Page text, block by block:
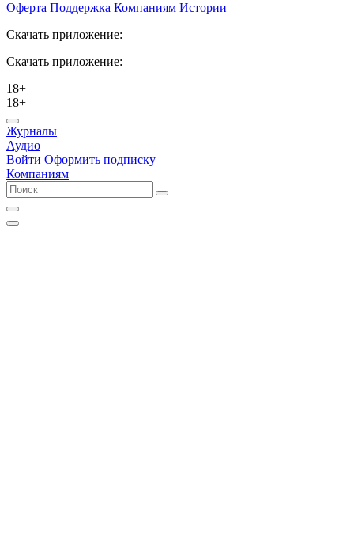
Оферта Поддержка Компаниям Истории
Скачать приложение:
Скачать приложение:
18+
18+
Журналы
Аудио
Войти Оформить подписку
Компаниям